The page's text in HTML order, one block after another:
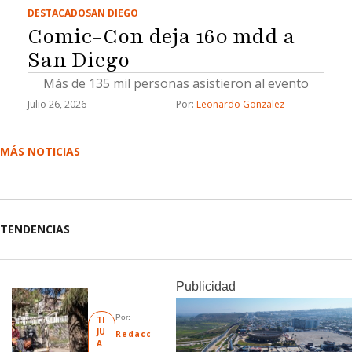
DESTACADOSAN DIEGO
Comic-Con deja 160 mdd a
San Diego
Más de 135 mil personas asistieron al evento
Julio 26, 2026 Por: Leonardo Gonzalez
MÁS NOTICIAS
TENDENCIAS
TI
JU
A
Por:
Redacc
Publicidad